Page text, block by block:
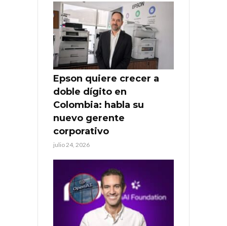
Epson quiere crecer a
doble dígito en
Colombia: habla su
nuevo gerente
corporativo
julio 24, 2026